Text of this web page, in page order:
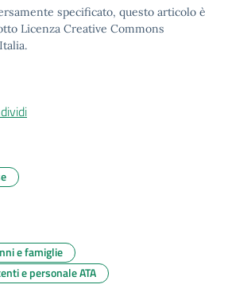
specificato, questo articolo è
Licenza Creative Commons
e famiglie
e personale ATA